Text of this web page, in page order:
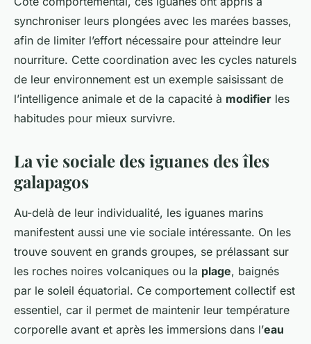
synchroniser leurs plongées avec les marées basses,
afin de limiter l’effort nécessaire pour atteindre leur
nourriture. Cette coordination avec les cycles naturels
de leur environnement est un exemple saisissant de
l’intelligence animale et de la capacité à modifier les
habitudes pour mieux survivre.
La vie sociale des iguanes des îles
galapagos
Au-delà de leur individualité, les iguanes marins
manifestent aussi une vie sociale intéressante. On les
trouve souvent en grands groupes, se prélassant sur
les roches noires volcaniques ou la plage, baignés
par le soleil équatorial. Ce comportement collectif est
essentiel, car il permet de maintenir leur température
corporelle avant et après les immersions dans l’eau